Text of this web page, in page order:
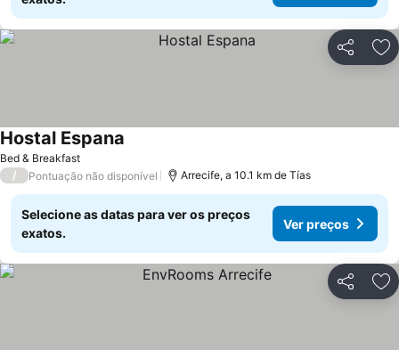
Partilhar
Bed & Breakfast
Hostal Espana
/ Pontuação não disponível Arrecife, a 10.1 km de Tías
Selecione as datas para ver os preços
exatos.
Ver preços
Partilhar